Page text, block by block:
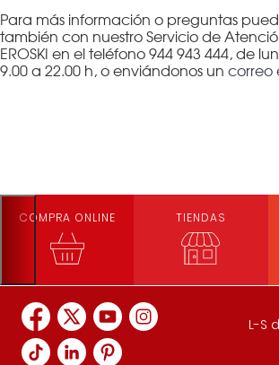
Para más información o preguntas
también con nuestro Servicio de
EROSKI en el teléfono 944 943 444, de
9.00 a 22.00 h, o enviándonos un correo
COMPRA ONLINE TIENDAS
L-S